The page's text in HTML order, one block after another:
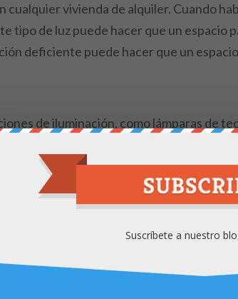
vivienda de alquiler. Cuando
tipo de luz puede hacer que un espacio
deficiente puede hacer que un
de iluminación, como lámparas de
lo mejor es
te damos los mejores trucos para
Suscríbete a nuestro